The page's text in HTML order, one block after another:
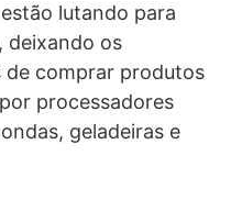
lutando para
deixando os
de comprar produtos
processadores
geladeiras e